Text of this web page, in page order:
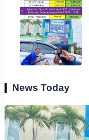
News Today